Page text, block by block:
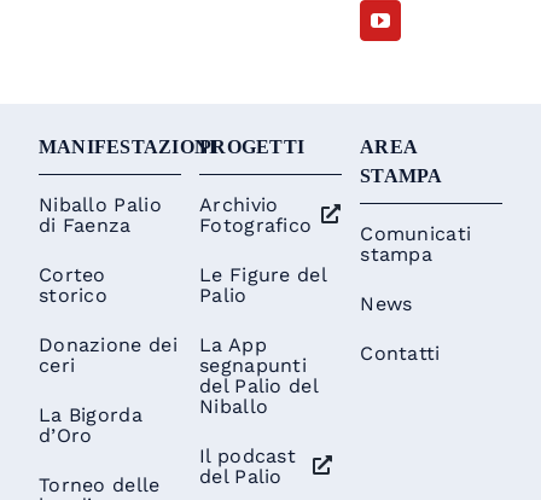
MANIFESTAZIONI
Niballo Palio
di Faenza
Corteo
storico
Donazione dei
ceri
La Bigorda
d’Oro
Torneo delle
PROGETTI
Archivio
Fotografico
Le Figure del
Palio
La App
segnapunti
del Palio del
Niballo
Il podcast
del Palio
AREA
STAMPA
Comunicati
stampa
News
Contatti